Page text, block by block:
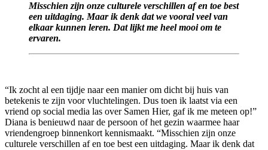
Misschien zijn onze culturele verschillen af en toe best
een uitdaging. Maar ik denk dat we vooral veel van
elkaar kunnen leren. Dat lijkt me heel mooi om te
ervaren.
“Ik zocht al een tijdje naar een manier om dicht bij huis van
betekenis te zijn voor vluchtelingen. Dus toen ik laatst via een
vriend op social media las over Samen Hier, gaf ik me meteen op!”
Diana is benieuwd naar de persoon of het gezin waarmee haar
vriendengroep binnenkort kennismaakt. “Misschien zijn onze
culturele verschillen af en toe best een uitdaging. Maar ik denk dat